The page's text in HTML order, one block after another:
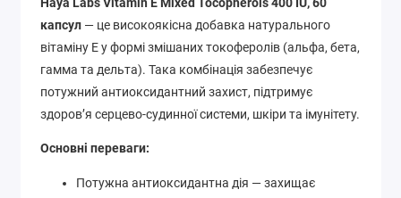
капсул — це високоякісна добавка натурального
вітаміну E у формі змішаних токоферолів (альфа, бета,
гамма та дельта). Така комбінація забезпечує
потужний антиоксидантний захист, підтримує
здоров’я серцево-судинної системи, шкіри та імунітету.
Основні переваги:
Потужна антиоксидантна дія — захищає